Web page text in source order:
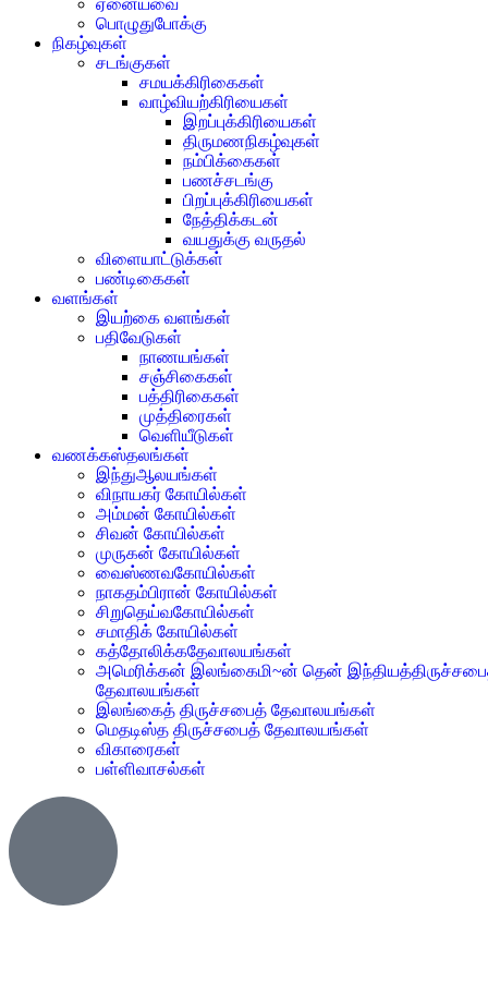
ஏனையவை
பொழுதுபோக்கு
நிகழ்வுகள்
சடங்குகள்
சமயக்கிரிகைகள்
வாழ்வியற்கிரியைகள்
இறப்புக்கிரியைகள்
திருமணநிகழ்வுகள்
நம்பிக்கைகள்
பணச்சடங்கு
பிறப்புக்கிரியைகள்
நேத்திக்கடன்
வயதுக்கு வருதல்
விளையாட்டுக்கள்
பண்டிகைகள்
வளங்கள்
இயற்கை வளங்கள்
பதிவேடுகள்
நாணயங்கள்
சஞ்சிகைகள்
பத்திரிகைகள்
முத்திரைகள்
வெளியீடுகள்
வணக்கஸ்தலங்கள்
இந்துஆலயங்கள்
விநாயகர் கோயில்கள்
அம்மன் கோயில்கள்
சிவன் கோயில்கள்
முருகன் கோயில்கள்
வைஸ்ணவகோயில்கள்
நாகதம்பிரான் கோயில்கள்
சிறுதெய்வகோயில்கள்
சமாதிக் கோயில்கள்
கத்தோலிக்கதேவாலயங்கள்
அமெரிக்கன் இலங்கைமி~ன் தென்
தேவாலயங்கள்
இலங்கைத் திருச்சபைத் தேவாலயங்கள்
மெதடிஸ்த திருச்சபைத் தேவாலயங்கள்
விகாரைகள்
பள்ளிவாசல்கள்